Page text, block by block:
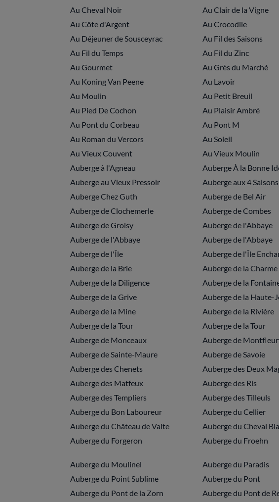
Au Cheval Noir
Au Clair de la Vigne
Au Côte d'Argent
Au Crocodile
Au Déjeuner de Sousceyrac
Au Fil des Saisons
Au Fil du Temps
Au Fil du Zinc
Au Gourmet
Au Grès du Marché
Au Koning Van Peene
Au Lavoir
Au Moulin
Au Petit Breuil
Au Pied De Cochon
Au Plaisir Ambré
Au Pont du Corbeau
Au Pont M
Au Roman du Vercors
Au Soleil
Au Vieux Couvent
Au Vieux Moulin
Auberge à l'Agneau
Auberge À la Bonne
Auberge au Vieux Pressoir
Auberge aux 4 Saisons
Auberge Chez Guth
Auberge de Bel Air
Auberge de Clochemerle
Auberge de Combes
Auberge de Groisy
Auberge de l'Abbaye
Auberge de l'Abbaye
Auberge de l'Abbaye
Auberge de l'Île
Auberge de l'Île
Auberge de la Brie
Auberge de la Charme
Auberge de la Diligence
Auberge de la
Auberge de la Grive
Auberge de la Haute-
Auberge de la Mine
Auberge de la Rivière
Auberge de la Tour
Auberge de la Tour
Auberge de Monceaux
Auberge de
Auberge de Sainte-Maure
Auberge de Savoie
Auberge des Chenets
Auberge des Deux
Auberge des Matfeux
Auberge des Ris
Auberge des Templiers
Auberge des Tilleuls
Auberge du Bon Laboureur
Auberge du Cellier
Auberge du Château de Vaite
Auberge du Cheval
Auberge du Forgeron
Auberge du Froehn
Auberge du Moulinel
Auberge du Paradis
Auberge du Point Sublime
Auberge du Pont
Auberge du Pont de la Zorn
Auberge du Pont de